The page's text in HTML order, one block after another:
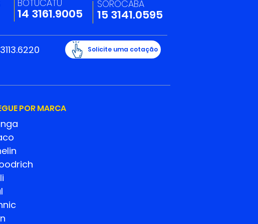
BOTUCATU
14 3161.9005
SOROCABA
15 3141.0595
POR MARCA
Solicite uma cotação